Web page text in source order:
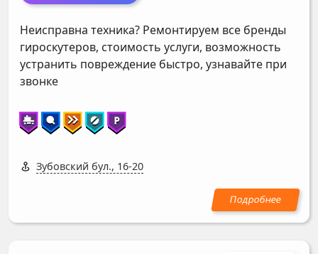
Неисправна техника? Ремонтируем все бренды
гироскутеров, стоимость услуги, возможность
устранить повреждение быстро, узнавайте при
звонке
Зубовский бул., 16-20